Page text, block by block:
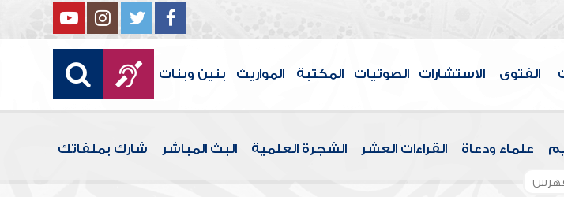
الفتوى الاستشارات الصوتيات المكتبة المواريث بنين وبنات
علماء ودعاة القراءات العشر الشجرة العلمية البث المباشر شارك بملفاتك